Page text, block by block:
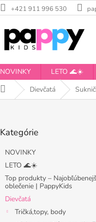
+421 911 996 530
NOVINKY LETO 🌊☀️
DomovDievčatá
kategórie
Kategórie
NOVINKY
LETO 🌊☀️
Top produkty –
oblečenie | PappyKids
Dievčatá
Tričká,topy, body